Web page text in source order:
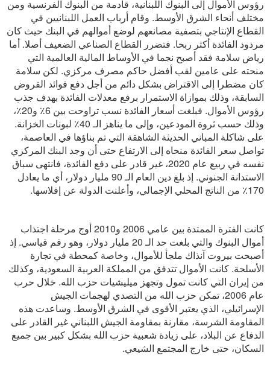
رؤوس الأموال إلى البنوك اللبنانية، قادمة من البنوك الفرنسية ومن
مختلف أنحاء الشرق الأوسط. وقام أرباب العمل اللبنانيين في
القطاع الإنتاجي بتصفية مصانعهم لوضع أموالهم في البنك حيث كان
مردود الفائدة أكثر ربحا. فتضرر القطاع الصناعي الضعيف أصلا. أما
رياض سلامة فقد أصبح نجما في الأوساط المالية العالمية التي
منحته على عامين لقب أفضل حاكم مصرف مركزي. لكن سلامة
كان مضطرا إلى الاقتراض بشكل دائم من أجل دفع فوائد القروض
السابقة، وذلك بموازاة الاستمرار برفع معدلات الفائدة بهدف جذب
رؤوس الأموال. فبلغت أسعار الفائدة نسب تراوحت بين 6٪ و20٪،
وذلك حسب ثروة المودعين، وإلى ما يناهز الـ 40٪ لبونات الخزانة.
على شاكلة المباني الحديثة الشاهقة التي تم بناؤها في العاصمة،
تواصل سعر الفائدة منحاه إلى الارتفاع حتى أن وجد البنك المركزي
نفسه في ربيع عام 2020، غير قادر على دفع الفائدة، فانتهى سباق
الاستدانة الجنوني. إذ بلغ دين العام الـ 90 مليار دولار، أي ما يعادل
170٪ من الناتج المحلي الإجمالي، وأعلنت الدولة عن إفلاسها.
كانت الفترة الممتدة بين عامي 2006 و2010 أوج مرحلة اجتذاب
أموال البنوك والتي بلغت حد الـ 20 مليار دولار، وهو رقم قياسي. إذ
أصبحت بيروت آنذاك ملجأ للأموال، وخاصة كمحطة في تجارة
الأسلحة. كانت الأموال تتدفق من المملكة العربية السعودية، وكذلك
من إيران التي كانت تمول وتجهز ميليشيات حزب الله. خلال حرب
عام 2006، تمكن حزب الله من التصدي لهجمات الجيش
الإسرائيلي، الذي يعتبر الأقوى في الشرق الأوسط. وساعدت هذه
المقاومة الشرسة، مقارنة بمقاومة الجيش اللبناني غير القادر على
الدفاع عن البلاد، على زيادة شعبية حزب الله بشكل كبير بين جميع
السكان، حتى خارج المجتمع الشيعي.